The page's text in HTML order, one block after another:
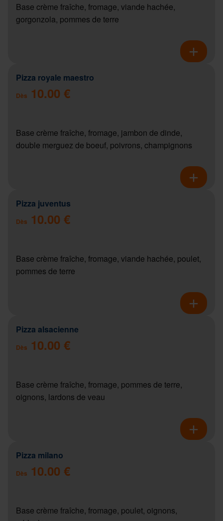
Base crème fraîche, fromage, viande hachée,
gorgonzola, pommes de terre
Pizza royale maestro
Dès 10.00 €
Base crème fraîche, fromage, jambon de dinde,
double merguez de boeuf, poivrons, champignons
Pizza juventus
Dès 10.00 €
Base crème fraîche, fromage, viande hachée, poulet,
pommes de terre
Pizza alsacienne
Dès 10.00 €
Base crème fraîche, fromage, pommes de terre,
oignons, lardons de veau
Pizza milano
Dès 10.00 €
Base crème fraîche, fromage, poulet, oignons,